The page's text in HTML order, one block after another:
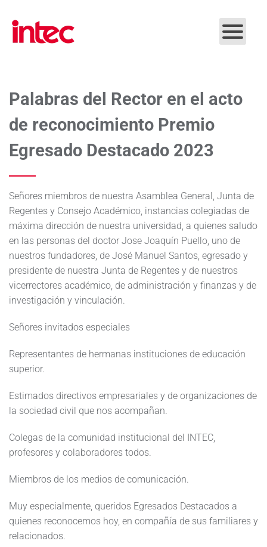
Skip to main content
Palabras del Rector en el acto
de reconocimiento Premio
Egresado Destacado 2023
Señores miembros de nuestra Asamblea General, Junta de
Regentes y Consejo Académico, instancias colegiadas de
máxima dirección de nuestra universidad, a quienes saludo
en las personas del doctor Jose Joaquín Puello, uno de
nuestros fundadores, de José Manuel Santos, egresado y
presidente de nuestra Junta de Regentes y de nuestros
vicerrectores académico, de administración y finanzas y de
investigación y vinculación.
Señores invitados especiales
Representantes de hermanas instituciones de educación
superior.
Estimados directivos empresariales y de organizaciones de
la sociedad civil que nos acompañan.
Colegas de la comunidad institucional del INTEC,
profesores y colaboradores todos.
Miembros de los medios de comunicación.
Muy especialmente, queridos Egresados Destacados a
quienes reconocemos hoy, en compañía de sus familiares y
relacionados.